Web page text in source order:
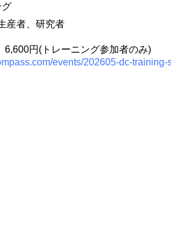
グ
産者、研究者
円(トレーニング参加者のみ)
events/202605-dc-training-